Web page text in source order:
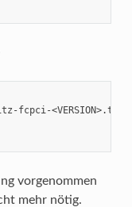
vorgenommen
mehr nötig.